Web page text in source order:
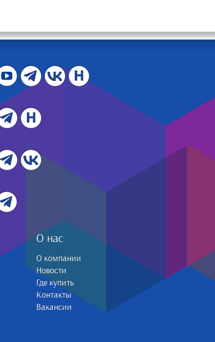
О нас
О компании
Новости
Где купить
Контакты
Вакансии